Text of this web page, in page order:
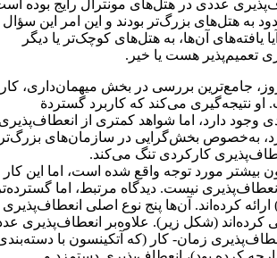
عددی در هتل‌های مونترال رایج بوده
به هتل‌های بزرگ‌تر بودند و این امر این سؤال
یافته‌های آن‌ها، به هتل‌های کوچک‌تر یا دیگر
تعمیم‌پذیر هست یا خیر.
جامع‌ترین بررسی در بخش میهمان‌داری، کار
نتیجه‌گیری می‌کند که کاربرد گستردة
وجود دارد، اما شواهد کمتری از
به‌خصوص بخش‌گرایی در سازمان‌های
کارکردی تنگ می‌کند.
بیشتر مورد توجه واقع شده است، اما این کار
نیست. دیدگاه مرتبط، اما
و زاپلا (1988) ارائه کرده‌اند. آن‌ها پنج نوع اصلی انعطاف‌پذیری
کرده‌اند (شکل زیر). علاوه‌بر انعطاف‌پذیری
زمان- کار (که آتکینسون با